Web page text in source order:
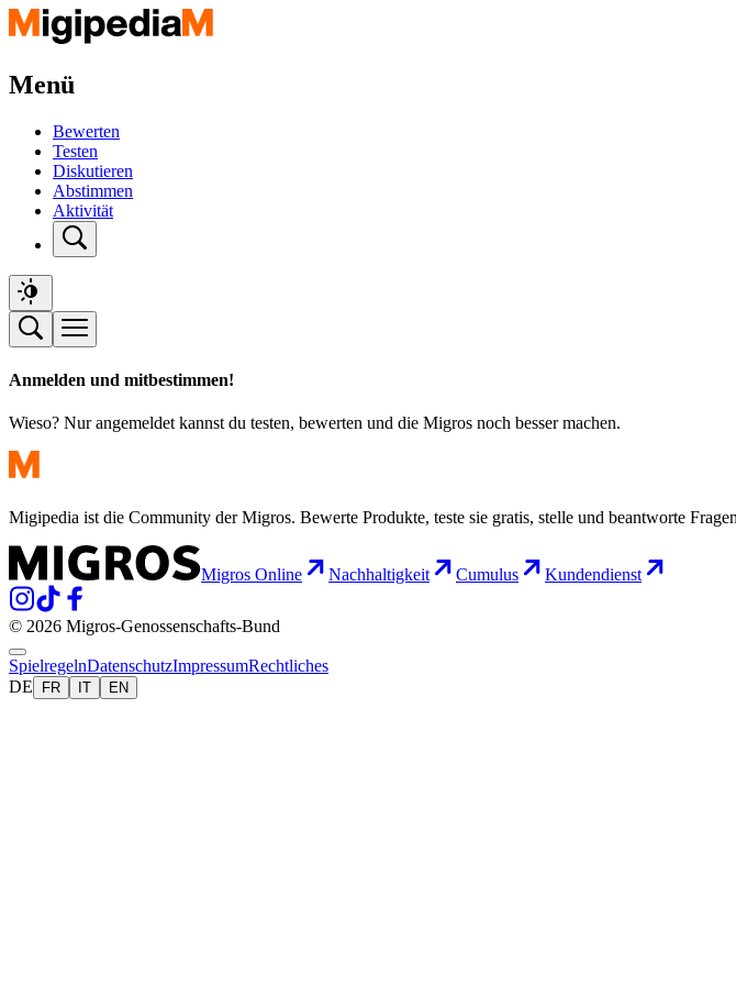
Menü
Bewerten
Testen
Diskutieren
Abstimmen
Aktivität
Anmelden und mitbestimmen!
Wieso? Nur angemeldet kannst du testen, bewerten und die Migros noch besser machen.
Migipedia ist die Community der Migros. Bewerte Produkte, teste sie gratis, stelle und beantworte
Migros Online Nachhaltigkeit Cumulus Kundendienst
© 2026 Migros-Genossenschafts-Bund
SpielregelnDatenschutzImpressumRechtliches
DE
FR IT EN